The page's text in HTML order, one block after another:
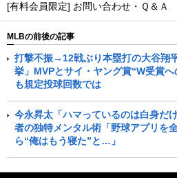
[有料会員限定] お問い合わせ・Ｑ＆Ａ
MLBの前後の記事
打撃不振→12戦ぶり本塁打の大谷翔
挙」MVPとサイ・ヤング賞“W受賞
も規定投球回数では
今永昇太「ハマっているのは白身だ
者の独特メンタル術「野球アプリを
ら“俺はもう寝た”と…」